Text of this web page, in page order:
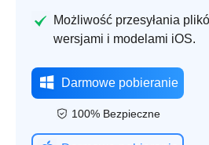
Możliwość przesyłania
wersjami i modelami iOS.
Darmowe pobieranie
100% Bezpieczne